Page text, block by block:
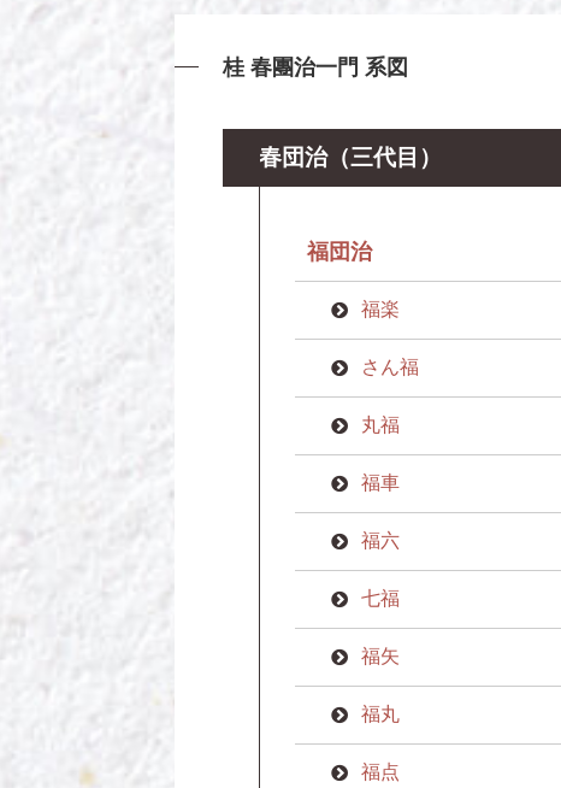
桂 春團治一門 系図
春団治（三代目）
福団治
福楽
さん福
丸福
福車
福六
七福
福矢
福丸
福点